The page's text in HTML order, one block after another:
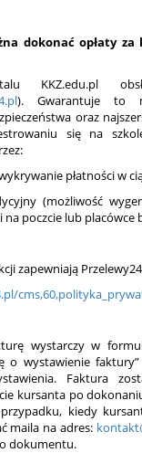
dokonać opłaty za
KKZ.edu.pl
). Gwarantuje to
oraz
się na
płatności w
(możliwość
na poczcie lub placówce
zapewniają
wystarczy w
o wystawienie
Faktura
kursanta po
kiedy
maila na adres:
dokumentu.